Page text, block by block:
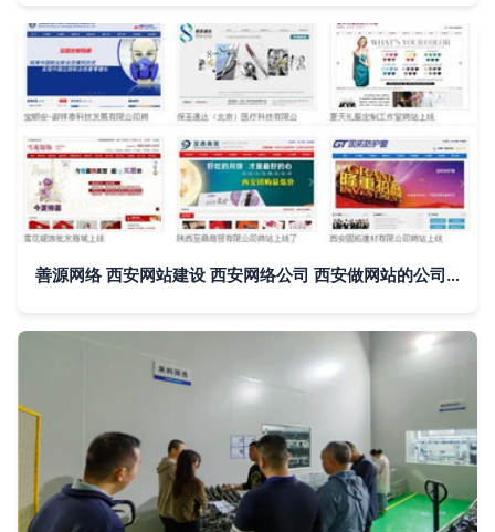
善源网络 西安网站建设 西安网络公司 西安做网站的公司 西安网络推广优化 西安网站托管 如何做网站 怎样做网站 网站建设那家好 西安最好的网络公司 微信官网